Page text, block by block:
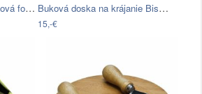
Tyrkysovomodrá silikónová forma na ľad… Buková doska na krájanie Bisetti…
15,-€